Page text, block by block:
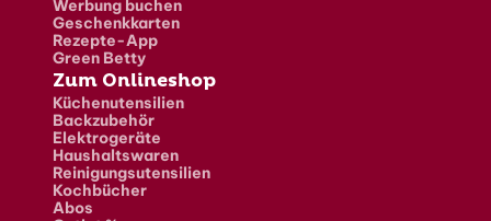
Werbung buchen
Geschenkkarten
Rezepte-App
Green Betty
Zum Onlineshop
Küchenutensilien
Backzubehör
Elektrogeräte
Haushaltswaren
Reinigungsutensilien
Kochbücher
Abos